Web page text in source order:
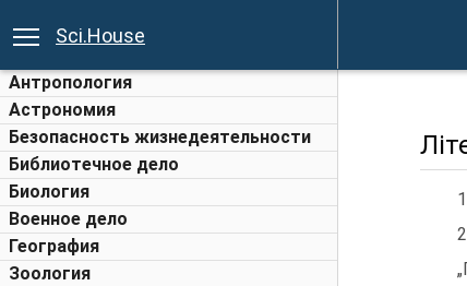
Sci.House
Антропология
Астрономия
Безопасность жизнедеятельности
Библиотечное дело
Биология
Военное дело
География
Зоология